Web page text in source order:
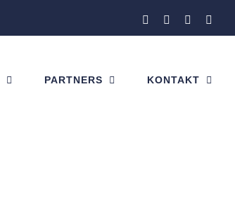
FacebookInstagram
PARTNERS KONTAKT